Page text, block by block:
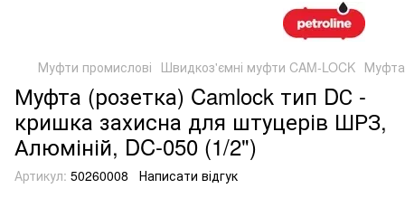
Муфти промислові Швидкоз'ємні муфти CAM-LOCK
Муфта (розетка) Camlock тип DС -
кришка захисна для штуцерів ШРЗ,
Алюміній, DC-050 (1/2")
Артикул: 50260008 Написати відгук